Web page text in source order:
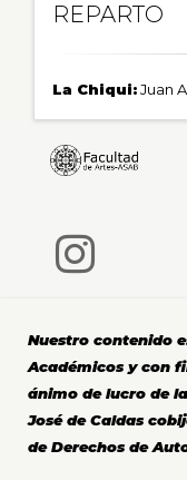
REPARTO
La Chiqui:Juan
Nuestro contenido
Académicos y con
ánimo de lucro de
José de Caldas
de Derechos de